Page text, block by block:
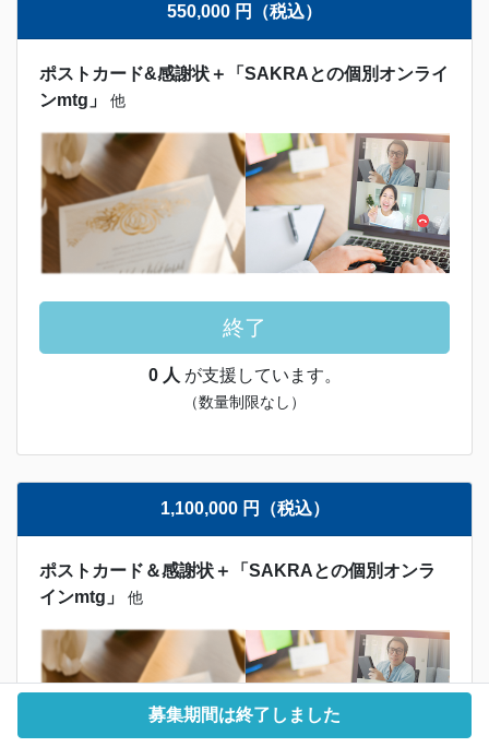
550,000 円（税込）
ポストカード&感謝状＋「SAKRAとの個別オンライ
ンmtg」
他
終了
0 人 が支援しています。
（数量制限なし）
1,100,000 円（税込）
ポストカード＆感謝状＋「SAKRAとの個別オンラ
インmtg」
他
募集期間は終了しました